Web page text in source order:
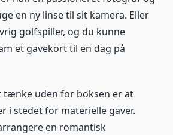
en ny linse til sit kamera. Eller
golfspiller, og du kunne
et gavekort til en dag på
tænke uden for boksen er at
i stedet for materielle gaver.
en romantisk